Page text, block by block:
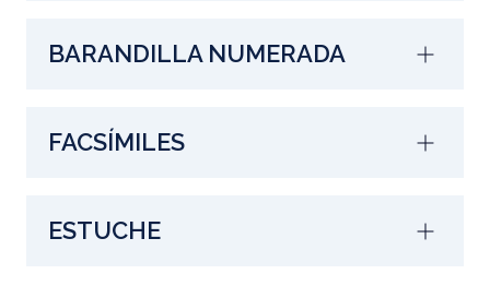
BARANDILLA NUMERADA
FACSÍMILES
ESTUCHE